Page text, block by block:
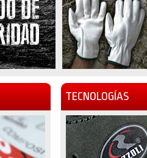
TECNOLOGÍAS